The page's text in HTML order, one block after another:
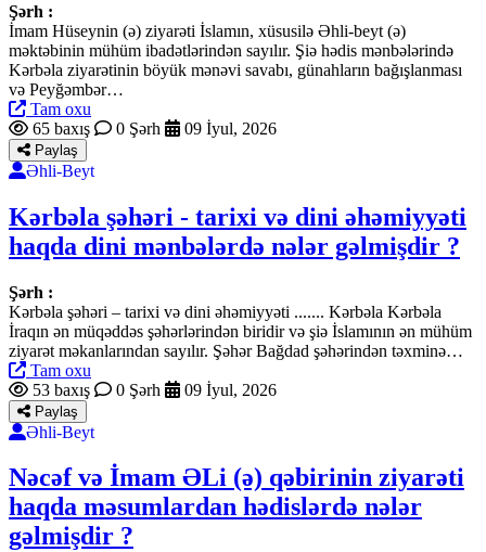
Şərh :
İmam Hüseynin (ə) ziyarəti İslamın, xüsusilə Əhli-beyt (ə)
məktəbinin mühüm ibadətlərindən sayılır. Şiə hədis mənbələrində
Kərbəla ziyarətinin böyük mənəvi savabı, günahların bağışlanması
və Peyğəmbər…
Tam oxu
65 baxış
0 Şərh 09 İyul, 2026
Paylaş
Əhli-Beyt
Kərbəla şəhəri - tarixi və dini əhəmiyyəti
haqda dini mənbələrdə nələr gəlmişdir ?
Şərh :
Kərbəla şəhəri – tarixi və dini əhəmiyyəti ....... Kərbəla Kərbəla
İraqın ən müqəddəs şəhərlərindən biridir və şiə İslamının ən mühüm
ziyarət məkanlarından sayılır. Şəhər Bağdad şəhərindən təxminə…
Tam oxu
53 baxış
0 Şərh 09 İyul, 2026
Paylaş
Əhli-Beyt
Nəcəf və İmam ƏLi (ə) qəbirinin ziyarəti
haqda məsumlardan hədislərdə nələr
gəlmişdir ?